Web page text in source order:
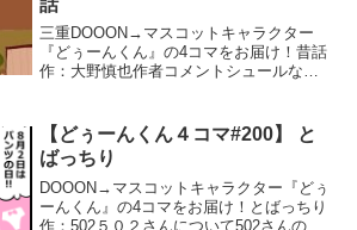
話
三重DOOON→マスコットキャラクター
『どぅーんくん』の4コマをお届け！昔話
作：大野慎也作者コメントシュールなど
【どぅーんくん４コマ#200】 と
ばっちり
DOOON→マスコットキャラクター『どぅ
ーんくん』の4コマをお届け！とばっちり
作：502５０２さんについて502さんの